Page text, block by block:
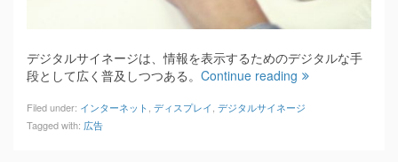
デジタルサイネージは、情報を表示するためのデジタルな手
段として広く普及しつつある。 Continue reading
Filed under: インターネット, ディスプレイ, デジタルサイネージ
Tagged with: 広告